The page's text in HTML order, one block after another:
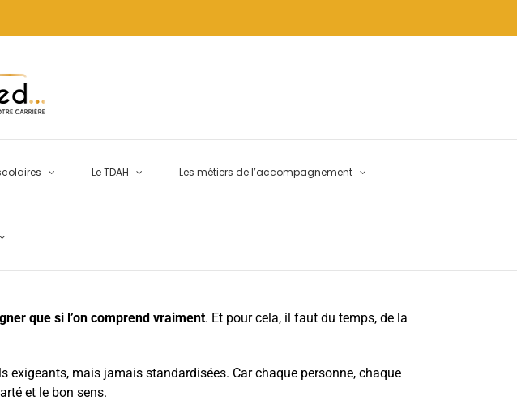
Le TDAH Les métiers de l’accompagnement
que si l’on comprend vraiment. Et pour cela, il faut du temps, de la
mais jamais standardisées. Car chaque personne, chaque
et le bon sens.